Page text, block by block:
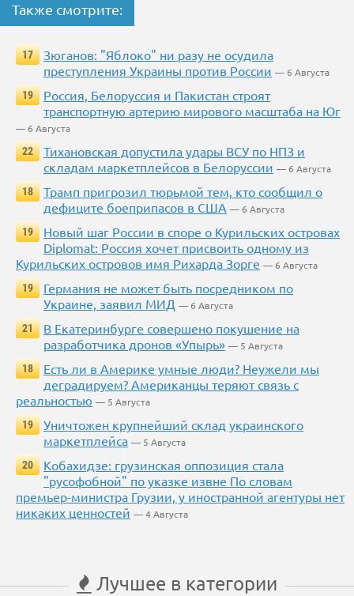
Также смотрите:
17
Зюганов: "Яблоко" ни разу не осудила
преступления Украины против России — 6 Августа
19
Россия, Белоруссия и Пакистан строят
транспортную артерию мирового масштаба на Юг
— 6 Августа
22
Тихановская допустила удары ВСУ по НПЗ и
складам маркетплейсов в Белоруссии — 6 Августа
18
Трамп пригрозил тюрьмой тем, кто сообщил о
дефиците боеприпасов в США — 6 Августа
19
Новый шаг России в споре о Курильских островах
Diplomat: Россия хочет присвоить одному из
Курильских островов имя Рихарда Зорге — 6 Августа
19
Германия не может быть посредником по
Украине, заявил МИД — 6 Августа
21
В Екатеринбурге совершено покушение на
разработчика дронов «Упырь» — 5 Августа
18
Есть ли в Америке умные люди? Неужели мы
деградируем? Американцы теряют связь с
реальностью — 5 Августа
19
Уничтожен крупнейший склад украинского
маркетплейса — 5 Августа
20
Кобахидзе: грузинская оппозиция стала
"русофобной" по указке извне По словам
премьер-министра Грузии, у иностранной агентуры нет
никаких ценностей — 4 Августа
Лучшее в категории